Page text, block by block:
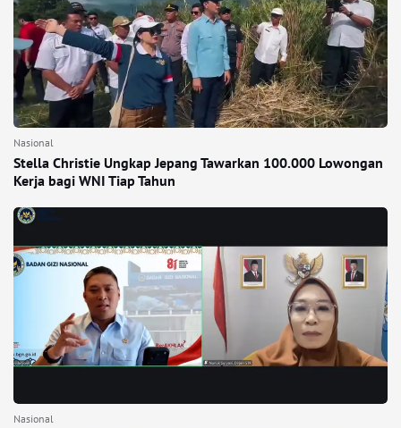
Nasional
Stella Christie Ungkap Jepang Tawarkan 100.000 Lowongan
Kerja bagi WNI Tiap Tahun
Nasional